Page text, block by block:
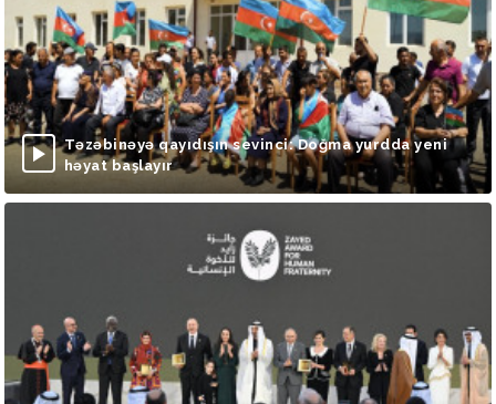
Təzəbinəyə qayıdışın sevinci: Doğma yurdda yeni
həyat başlayır